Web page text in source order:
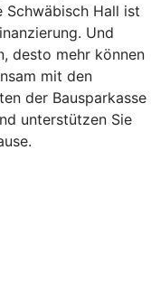
Schwäbisch Hall ist
Und
desto mehr können
mit den
der Bausparkasse
unterstützen Sie